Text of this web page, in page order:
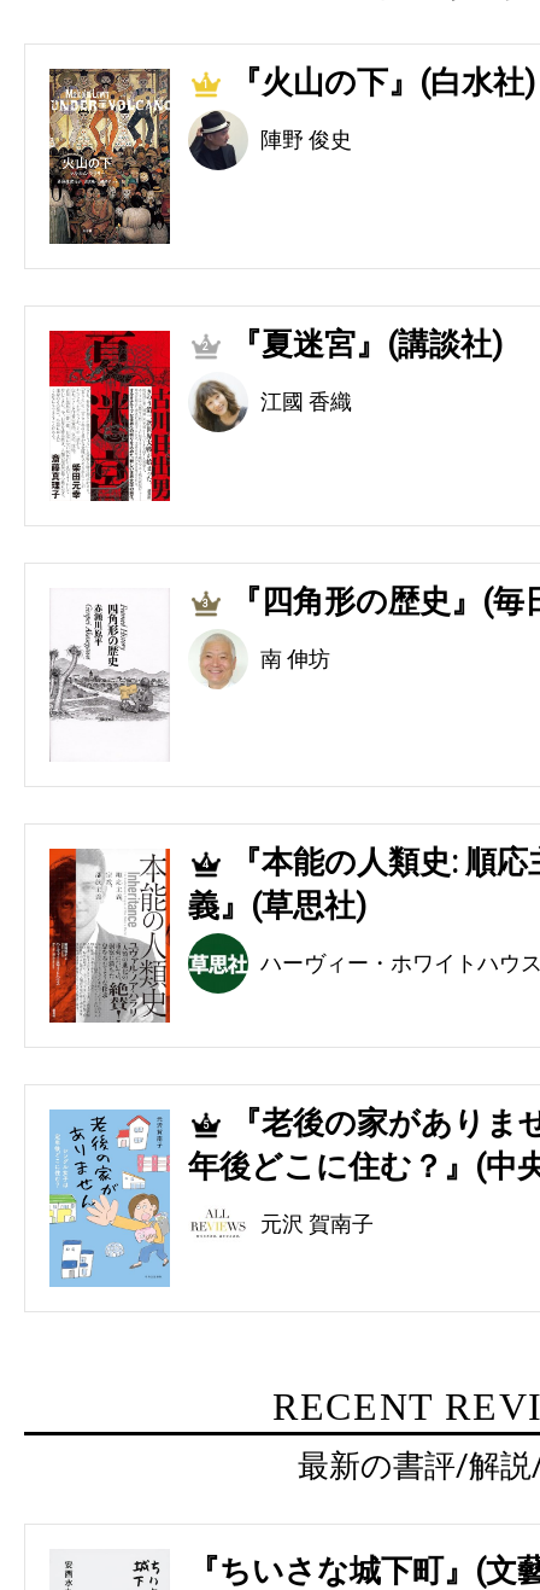
1 『火山の下』(白水社)
陣野 俊史
2 『夏迷宮』(講談社)
江國 香織
3 『四角形の歴史』(毎
南 伸坊
4
『本能の人類史: 順
義』(草思社)
ハーヴィー・ホワイトハウ
5
『老後の家があり
年後どこに住む？』(中
元沢 賀南子
RECENT
最新の書評/解
『ちいさな城下町』(文